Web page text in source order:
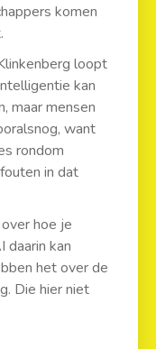
komen
loopt
kan
maar mensen
want
rondom
in dat
hoe je
daarin kan
het over de
Die hier niet